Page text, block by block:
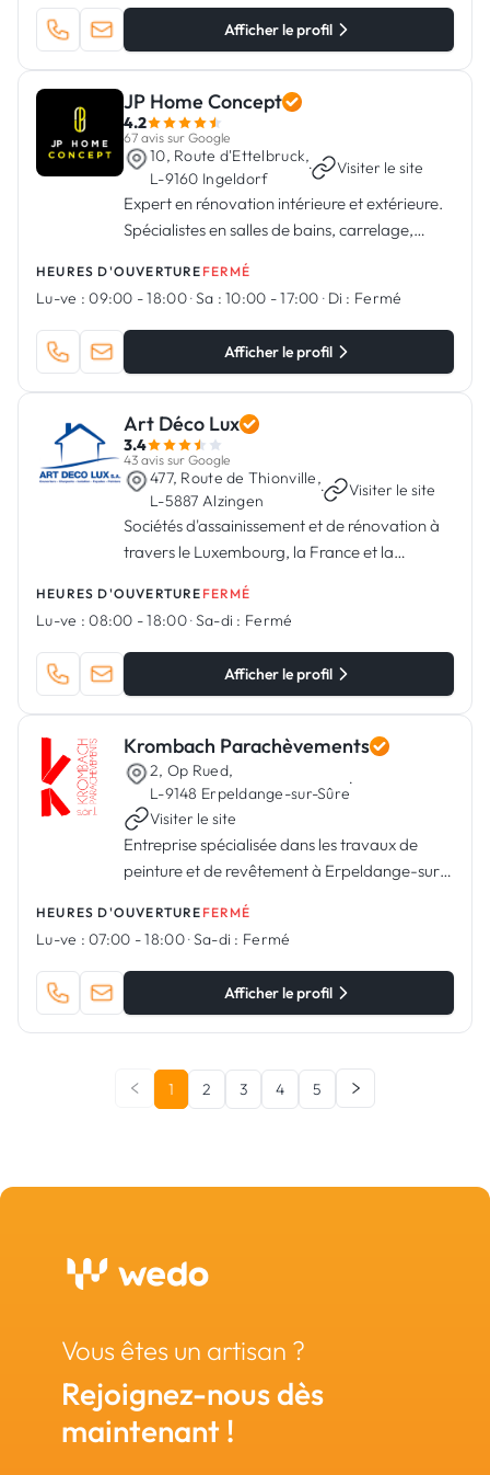
Afficher le profil
JP Home Concept
4.2
67 avis sur Google
10, Route d'Ettelbruck,
L-9160 Ingeldorf
· Visiter le site
Expert en rénovation intérieure et extérieure.
Spécialistes en salles de bains, carrelage,
HEURES D'OUVERTURE FERMÉ
Lu-ve : 09:00 - 18:00·Sa : 10:00 - 17:00· Di : Fermé
Afficher le profil
Art Déco Lux
3.4
43 avis sur Google
477, Route de Thionville,
L-5887 Alzingen
· Visiter le site
Sociétés d'assainissement et de rénovation à
travers le Luxembourg, la France et la
HEURES D'OUVERTURE FERMÉ
Lu-ve : 08:00 - 18:00·Sa-di : Fermé
Afficher le profil
Krombach Parachèvements
2, Op Rued,
L-9148 Erpeldange-sur-Sûre
·
Visiter le site
Entreprise spécialisée dans les travaux de
peinture et de revêtement à Erpeldange-sur-
HEURES D'OUVERTURE FERMÉ
Lu-ve : 07:00 - 18:00·Sa-di : Fermé
Afficher le profil
1 2 3 4 5
Vous êtes un artisan ?
Rejoignez-nous dès
maintenant !